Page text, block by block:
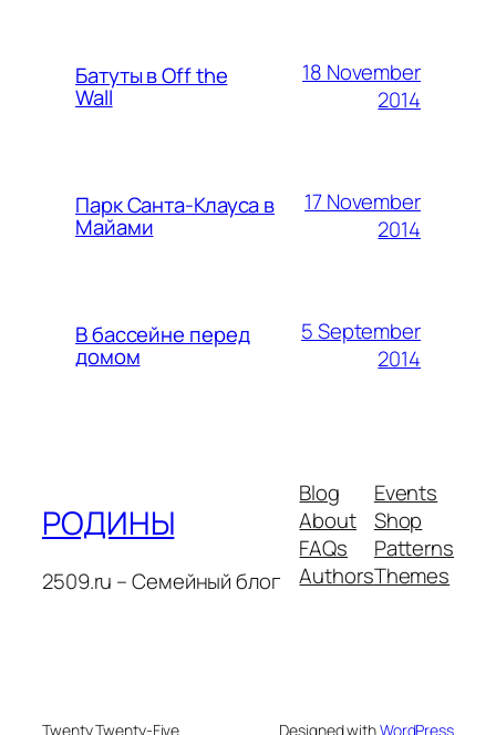
Батуты в Off the
Wall
18 November
2014
Парк Санта-Клауса в
Майами
17 November
2014
В бассейне перед
домом
5 September
2014
РОДИНЫ
2509.ru – Семейный блог
Blog
About
FAQs
Authors
Events
Shop
Patterns
Themes
Twenty Twenty-Five Designed withWordPress